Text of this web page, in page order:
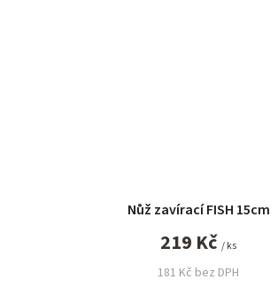
Nůž zavírací FISH 15cm
181 Kč bez DPH
219 Kč / ks